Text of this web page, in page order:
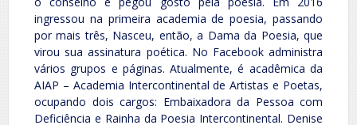
ingressou na primeira academia de poesia, passando
por mais três, Nasceu, então, a Dama da Poesia, que
virou sua assinatura poética. No Facebook administra
vários grupos e páginas. Atualmente, é acadêmica da
AIAP – Academia Intercontinental de Artistas e Poetas,
ocupando dois cargos: Embaixadora da Pessoa com
Deficiência e Rainha da Poesia Intercontinental. Denise